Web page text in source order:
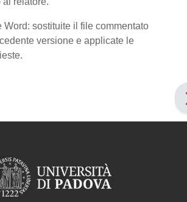
Word: sostituite il file commentato
versione e applicate le